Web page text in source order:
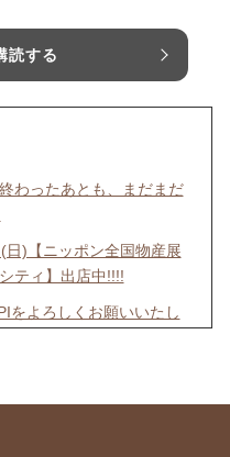
読する
わったあとも、まだまだ
)【ニッポン全国物産展
ティ】出店中!!!!
をよろしくお願いいたし